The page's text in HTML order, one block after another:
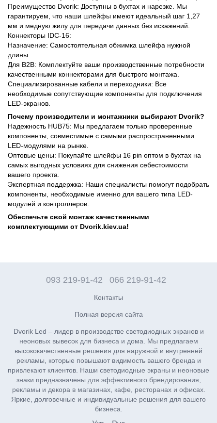
Преимущество Dvorik: Доступны в бухтах и нарезке. Мы
гарантируем, что наши шлейфы имеют идеальный шаг 1,27
мм и медную жилу для передачи данных без искажений.
Коннекторы IDC-16:
Назначение: Самостоятельная обжимка шлейфа нужной
длины.
Для B2B: Комплектуйте ваши производственные потребности
качественными коннекторами для быстрого монтажа.
Специализированные кабели и переходники: Все
необходимые сопутствующие компоненты для подключения
LED-экранов.
Почему производители и монтажники выбирают Dvorik?
Надежность HUB75: Мы предлагаем только проверенные
компоненты, совместимые с самыми распространенными
LED-модулями на рынке.
Оптовые цены: Покупайте шлейфы 16 pin оптом в бухтах на
самых выгодных условиях для снижения себестоимости
вашего проекта.
Экспертная поддержка: Наши специалисты помогут подобрать
компоненты, необходимые именно для вашего типа LED-
модулей и контроллеров.
Обеспечьте свой монтаж качественными
комплектующими от Dvorik.kiev.ua!
093 219-91-42 066 219-91-42
Контакты
Полная версия сайта
Dvorik Led – лидер в производстве светодиодных экранов и
неоновых вывесок для бизнеса и дома. Мы предлагаем
высококачественные решения для наружной и внутренней
рекламы, которые повышают видимость вашего бренда и
привлекают клиентов. Наши светодиодные экраны и неоновые
знаки предназначены для эффективного брендирования,
рекламы и декора в магазинах, кафе, ресторанах и офисах.
Яркие, долговечные и индивидуальные решения для вашего
бизнеса.